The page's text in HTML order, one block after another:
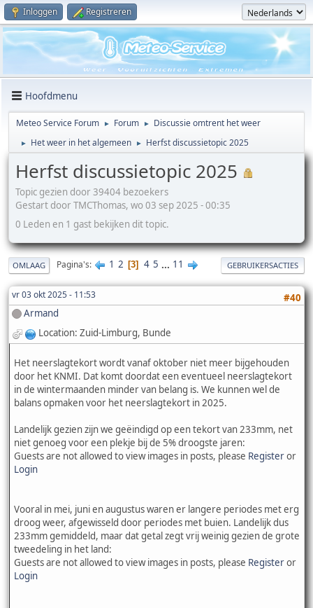
Inloggen Registreren
Hoofdmenu
Meteo Service Forum ► Forum ► Discussie omtrent het weer
► Het weer in het algemeen ► Herfst discussietopic 2025
Herfst discussietopic 2025
Topic gezien door 39404 bezoekers
Gestart door TMCThomas, wo 03 sep 2025 - 00:35
0 Leden en 1 gast bekijken dit topic.
OMLAAG Pagina's 1 2 3 4 5 ... 11 GEBRUIKERSACTIES
vr 03 okt 2025 - 11:53
#40
Armand
Location: Zuid-Limburg, Bunde
Het neerslagtekort wordt vanaf oktober niet meer bijgehouden
door het KNMI. Dat komt doordat een eventueel neerslagtekort
in de wintermaanden minder van belang is. We kunnen wel de
balans opmaken voor het neerslagtekort in 2025.
Landelijk gezien zijn we geëindigd op een tekort van 233mm, net
niet genoeg voor een plekje bij de 5% droogste jaren:
Guests are not allowed to view images in posts, please Registeror
Login
Vooral in mei, juni en augustus waren er langere periodes met erg
droog weer, afgewisseld door periodes met buien. Landelijk dus
233mm gemiddeld, maar dat getal zegt vrij weinig gezien de grote
tweedeling in het land:
Guests are not allowed to view images in posts, please Registeror
Login